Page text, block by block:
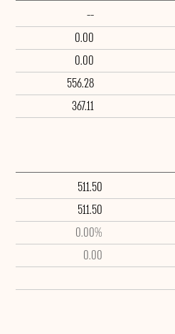
--
0.00
0.00
556.28
367.11
511.50
511.50
0.00%
0.00